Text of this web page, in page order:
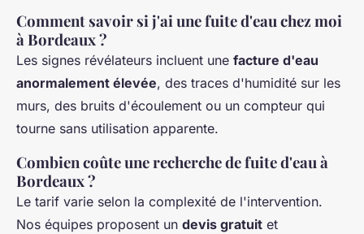
Comment savoir si j'ai une fuite d'eau chez moi
à Bordeaux ?
Les signes révélateurs incluent une facture d'eau
anormalement élevée, des traces d'humidité sur les
murs, des bruits d'écoulement ou un compteur qui
tourne sans utilisation apparente.
Combien coûte une recherche de fuite d'eau à
Bordeaux ?
Le tarif varie selon la complexité de l'intervention.
Nos équipes proposent un devis gratuit et